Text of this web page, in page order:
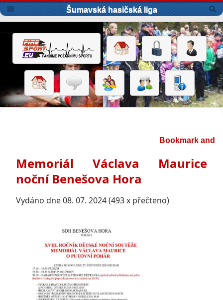
Šumavská hasičská liga
Memoriál Václava Maurice
noční Benešova Hora
Vydáno dne 08. 07. 2024 (493 x přečteno)